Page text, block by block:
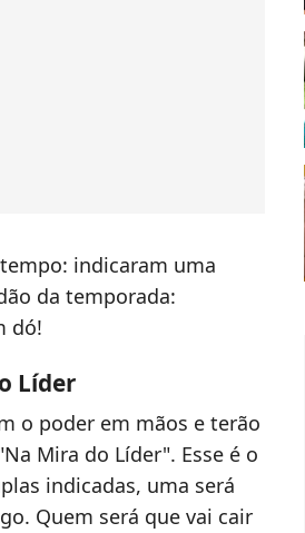
indicaram uma
da temporada:
dó!
Líder
o poder em mãos e terão
Mira do Líder". Esse é o
indicadas, uma será
Quem será que vai cair